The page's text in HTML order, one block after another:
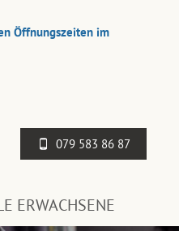
Öffnungszeiten im
079 583 86 87
ERWACHSENE